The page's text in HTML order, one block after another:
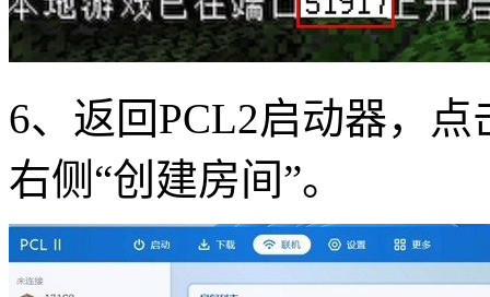
6、返回PCL2启动器，
右侧“创建房间”。